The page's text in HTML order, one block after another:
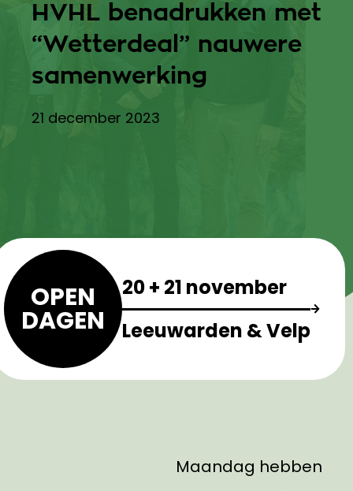
HVHL benadrukken met
“Wetterdeal” nauwere
samenwerking
21 december 2023
OPEN
DAGEN
20 + 21 november
Leeuwarden & Velp
Maandag hebben